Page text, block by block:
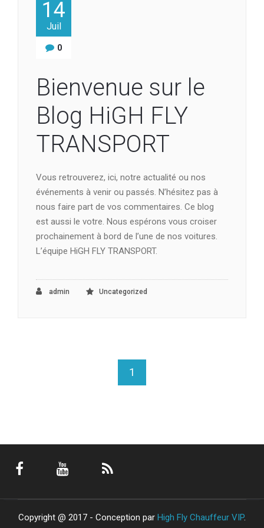
14
Juil
0
Bienvenue sur le
Blog HiGH FLY
TRANSPORT
Vous retrouverez, ici, notre actualité ou nos
événements à venir ou passés. N’hésitez pas à
nous faire part de vos commentaires. Ce blog
est aussi le votre. Nous espérons vous croiser
prochainement à bord de l’une de nos voitures.
L’équipe HiGH FLY TRANSPORT.
admin Uncategorized
1
Copyright @ 2017 - Conception par High Fly Chauffeur VIP.